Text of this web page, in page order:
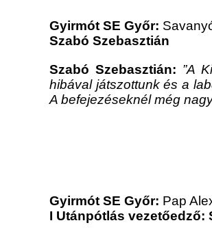
Gyirmót SE Győr:
Szabó Szebasztián
Szabó Szebasztián: ”A
hibával játszottunk és a
A befejezéseknél még
Gyirmót SE Győr: Pap
I Utánpótlás vezetőedző: